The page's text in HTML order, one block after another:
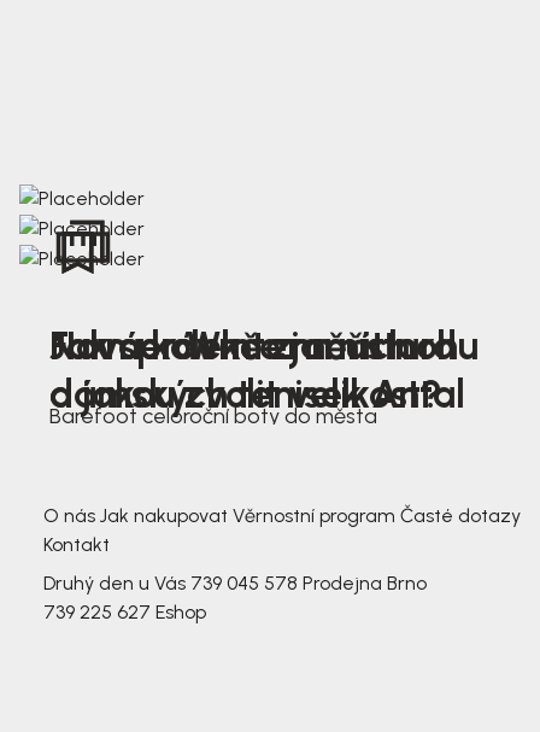
Nová kolekce jarních
dámských tenisek Antal
Jak správně změřit nohu
a jakou zvolit velikost?
Farmer Winter mustard
Barefoot celoroční boty do města
O nás Jak nakupovat Věrnostní program Časté dotazy
Kontakt
Druhý den u Vás 739 045 578 Prodejna Brno
739 225 627 Eshop